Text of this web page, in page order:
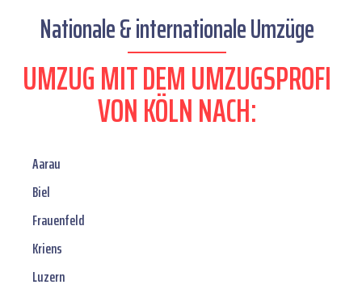
Nationale & internationale Umzüge
UMZUG MIT DEM UMZUGSPROFI
VON KÖLN NACH:
Aarau
Biel
Frauenfeld
Kriens
Luzern